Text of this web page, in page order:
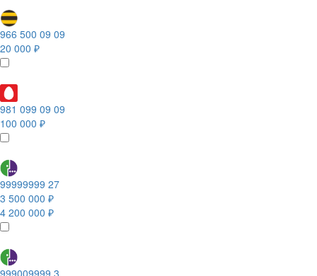
966 500 09 09
20 000 ₽
981 099 09 09
100 000 ₽
99999999 27
3 500 000 ₽
4 200 000 ₽